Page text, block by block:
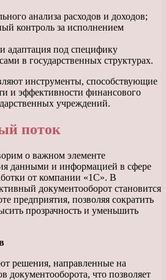
анализа расходов и доходов;
контроль за исполнением
адаптация под специфику
в государственных структурах.
инструменты, способствующие
и эффективности финансового
учреждений.
поток
о важном элементе
данными и информацией в сфере
от компании «1С». В
документооборот становится
предприятия, позволяя сократить
прозрачность и уменьшить
решения, направленные на
документооборота, что позволяет